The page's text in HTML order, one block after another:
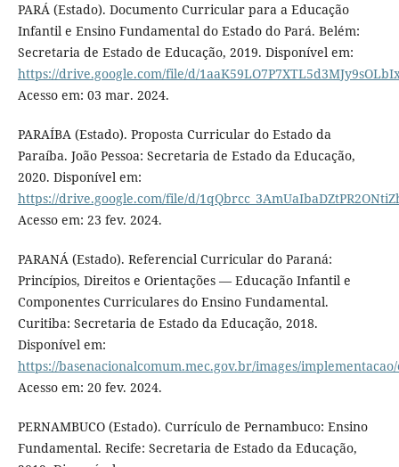
PARÁ (Estado). Documento Curricular para a Educação
Infantil e Ensino Fundamental do Estado do Pará. Belém:
Secretaria de Estado de Educação, 2019. Disponível em:
https://drive.google.com/file/d/
Acesso em: 03 mar. 2024.
PARAÍBA (Estado). Proposta Curricular do Estado da
Paraíba. João Pessoa: Secretaria de Estado da Educação,
2020. Disponível em:
https://drive.google.com/file/d/
Acesso em: 23 fev. 2024.
PARANÁ (Estado). Referencial Curricular do Paraná:
Princípios, Direitos e Orientações — Educação Infantil e
Componentes Curriculares do Ensino Fundamental.
Curitiba: Secretaria de Estado da Educação, 2018.
Disponível em:
https://basenacionalcomum.mec.gov.br/images/
Acesso em: 20 fev. 2024.
PERNAMBUCO (Estado). Currículo de Pernambuco: Ensino
Fundamental. Recife: Secretaria de Estado da Educação,